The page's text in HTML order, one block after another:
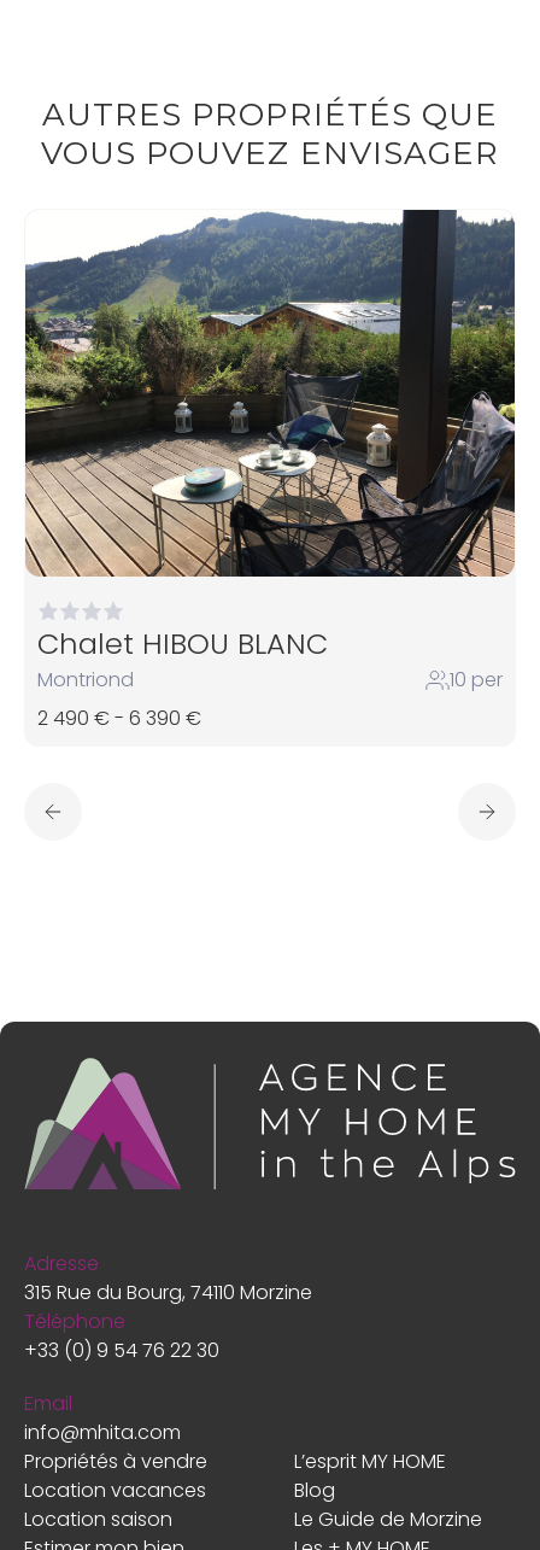
AUTRES PROPRIÉTÉS QUE
VOUS POUVEZ ENVISAGER
Chalet HIBOU BLANC
Montriond
10 per
2 490 € - 6 390 €
Propriétés à vendre
L’esprit MY HOME
Location vacances
Blog
Location saison
Le Guide de Morzine
Adresse
315 Rue du Bourg, 74110 Morzine
Téléphone
+33 (0) 9 54 76 22 30
Email
info@mhita.com